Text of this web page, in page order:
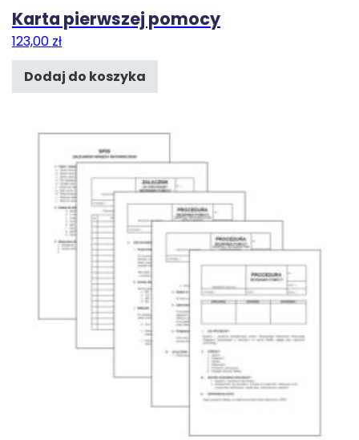
Karta pierwszej pomocy
123,00 zł
Dodaj do koszyka